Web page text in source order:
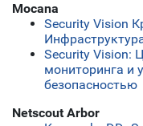
Mocana
Security Vision
Security Vision:
мониторинга и
безопасностью
Netscout Arbor